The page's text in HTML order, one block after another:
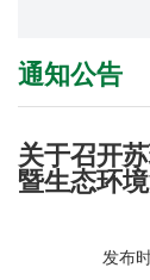
通知公告
关于召开
暨生态环
发布